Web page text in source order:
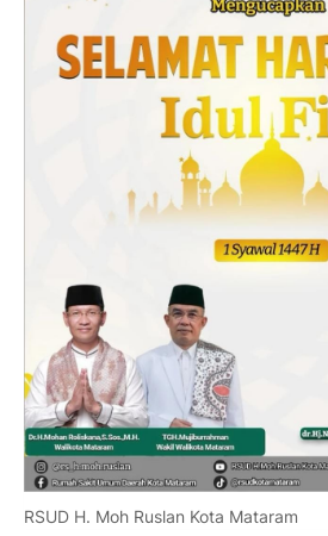
RSUD H. Moh Ruslan Kota Mataram